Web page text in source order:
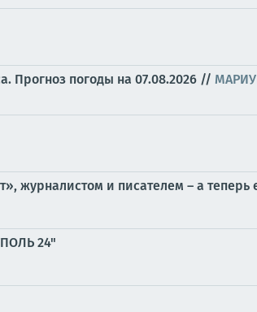
Прогноз погоды на 07.08.2026 //
журналистом и писателем – а
24"